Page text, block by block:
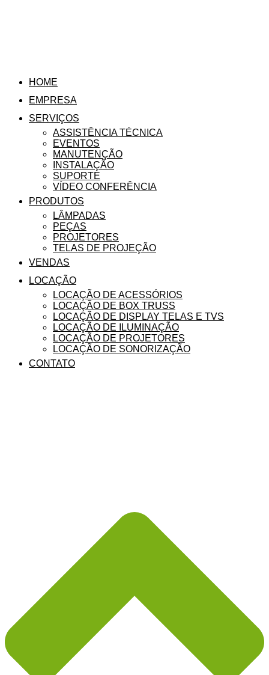
HOME
EMPRESA
SERVIÇOS
ASSISTÊNCIA TÉCNICA
EVENTOS
MANUTENÇÃO
INSTALAÇÃO
SUPORTE
VÍDEO CONFERÊNCIA
PRODUTOS
LÂMPADAS
PEÇAS
PROJETORES
TELAS DE PROJEÇÃO
VENDAS
LOCAÇÃO
LOCAÇÃO DE ACESSÓRIOS
LOCAÇÃO DE BOX TRUSS
LOCAÇÃO DE DISPLAY TELAS E TVS
LOCAÇÃO DE ILUMINAÇÃO
LOCAÇÃO DE PROJETORES
LOCAÇÃO DE SONORIZAÇÃO
CONTATO